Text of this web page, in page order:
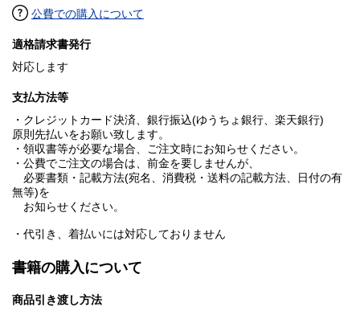
公費での購入について
適格請求書発行
対応します
支払方法等
・クレジットカード決済、銀行振込(ゆうちょ銀行、楽天銀行)
原則先払いをお願い致します。
・領収書等が必要な場合、ご注文時にお知らせください。
・公費でご注文の場合は、前金を要しませんが、
必要書類・記載方法(宛名、消費税・送料の記載方法、日付の有
無等)を
お知らせください。
・代引き、着払いには対応しておりません
書籍の購入について
商品引き渡し方法